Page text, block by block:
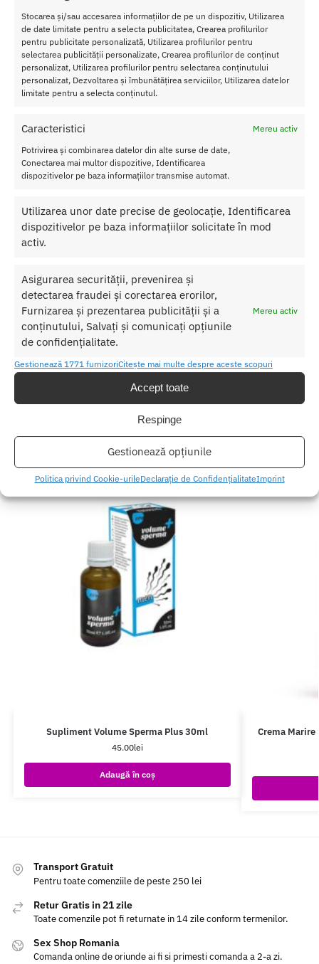
Stocarea și/sau accesarea informațiilor de pe un dispozitiv, Utilizarea
de date limitate pentru a selecta publicitatea, Crearea profilurilor
pentru publicitate personalizată, Utilizarea profilurilor pentru
selectarea publicității personalizate, Crearea profilurilor de conținut
personalizat, Utilizarea profilurilor pentru selectarea conținutului
personalizat, Dezvoltarea și îmbunătățirea serviciilor, Utilizarea datelor
limitate pentru a selecta conținutul.
Caracteristici
Mereu activ
Potrivirea și combinarea datelor din alte surse de date,
Conectarea mai multor dispozitive, Identificarea
dispozitivelor pe baza informațiilor transmise automat.
Utilizarea unor date precise de geolocație, Identificarea
dispozitivelor pe baza informațiilor solicitate în mod
activ.
Asigurarea securității, prevenirea și
detectarea fraudei și corectarea erorilor,
Furnizarea și prezentarea publicității și a
conținutului, Salvați și comunicați opțiunile
de confidențialitate.
Mereu activ
Gestionează 1771 furnizoriCitește mai multe despre aceste scopuri
Accept toate
Respinge
Gestionează opțiunile
Politica privind Cookie-urileDeclarație de ConfidențialitateImprint
Compatibila cu rutina zilnica – Poate fi inclusa usor in ingrijirea
intima
Cum se folosesteCrema Pentru Marirea Penisului
Aplica o cantitate mica de crema pe penisul curat, in stare
Maseaza usor pana cand crema este complet absorbita in
piele.
Asteapta cateva minute inainte de contactul sexual, pentru a
permite ingredientelor sa isi faca efectul.
Foloseste zilnic sau inainte de actul intim, in functie de
A se evita contactul cu ochii si se recomanda testarea pe o
zona mica inainte de utilizare completa.
Cream 50 ml este o alegere potrivita si usor de integrat in viata
ta sexuala.
SKU:
Etichetă: crema erectie
Supliment Volume Sperma Plus 30ml
45.00lei
Adaugă în coș
Crema
Transport Gratuit
Pentru toate comenziile de peste 250 lei
Retur Gratis in 21 zile
Toate comenzile pot fi returnate in 14 zile conform termenilor.
Sex Shop Romania
Comanda online de oriunde ai fi si primesti comanda a 2-a zi.